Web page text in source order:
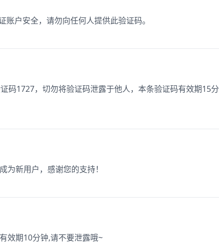
账户安全，请勿向任何人提供此验证码。
码1727，切勿将验证码泄露于他人，本条验证码有效期15分
为新用户，感谢您的支持！
效期10分钟,请不要泄露哦~